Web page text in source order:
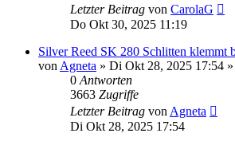
Letzter Beitrag von CarolaG
Do Okt 30, 2025 11:19
Silver Reed SK 280 Schlitten klemmt
von Agneta » Di Okt 28, 2025 17:54
0 Antworten
3663 Zugriffe
Letzter Beitrag von Agneta
Di Okt 28, 2025 17:54